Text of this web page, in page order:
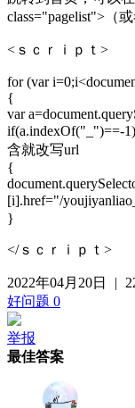
class="pagelist">（
<ｓｃｒｉｐｔ>
for (var
{
var
if(a.indexOf("_")==-
含就改写url
{
[i].href="/
}
</ｓｃｒｉｐｔ>
2022年04月20日 |
好问题 0
举报
最佳答案